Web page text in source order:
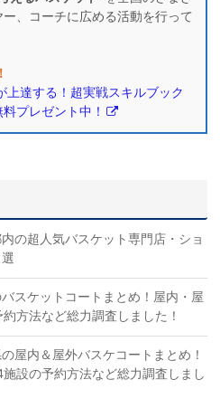
ー、コーチに広める活動を行って
上達する！超実戦スキルブック
プレゼント中！
内の超人気バスケット専門店・ショ
バスケットコートまとめ！屋内・屋
方法など総力調査しました！
の屋内＆屋外バスケコートまとめ！
設の予約方法など総力調査しまし